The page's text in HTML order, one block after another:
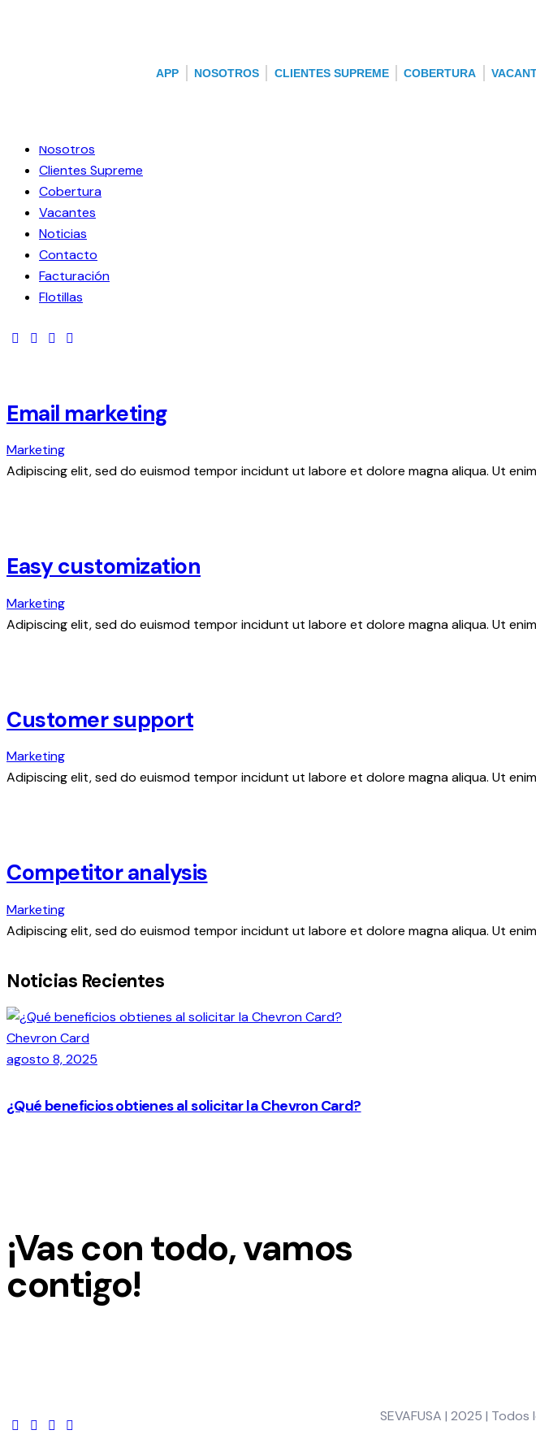
Skip to sidebar Skip to footer
APP NOSOTROS CLIENTES SUPREME COBERTURA
Nosotros
Clientes Supreme
Cobertura
Vacantes
Noticias
Contacto
Facturación
Flotillas
Email marketing
Marketing
Adipiscing elit, sed do euismod tempor incidunt ut labore et dolore magna aliqua. Ut
Easy customization
Marketing
Adipiscing elit, sed do euismod tempor incidunt ut labore et dolore magna aliqua. Ut
Customer support
Marketing
Adipiscing elit, sed do euismod tempor incidunt ut labore et dolore magna aliqua. Ut
Competitor analysis
Marketing
Adipiscing elit, sed do euismod tempor incidunt ut labore et dolore magna aliqua. Ut
Noticias Recientes
Chevron Card
agosto 8, 2025
¿Qué beneficios obtienes al solicitar la Chevron Card?
¡Vas con todo, vamos
contigo!
SEVAFUSA | 2025 |